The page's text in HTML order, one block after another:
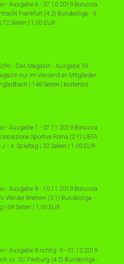
- Ausgabe 6 - 27.10.2019 Borussia
Frankfurt (4:2) Bundesliga - 9.
Seiten | 1,00 EUR
- Das Magazin - Ausgabe 59 -
nur im Versand an Mitglieder
| 148 Seiten | kostenlos
- Ausgabe 7 - 07.11.2019 Borussia
Sportiva Roma (2:1) UEFA
- 4. Spieltag | 32 Seiten | 1,00 EUR
- Ausgabe 8 - 10.11.2019 Borussia
Werder Bremen (3:1) Bundesliga -
| 68 Seiten | 1,00 EUR
- Ausgabe 8 richtig: 9 - 01.12.2019
vs. SC Freiburg (4:2) Bundesliga -